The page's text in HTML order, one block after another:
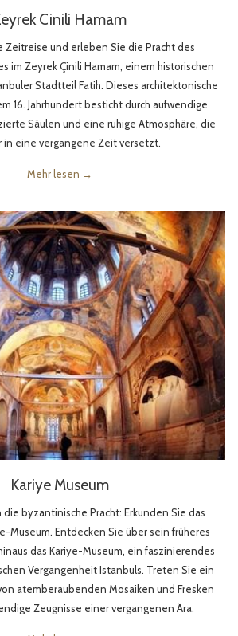
Cinili Hamam
Zeitreise und erleben Sie die Pracht des
im Zeyrek Çinili Hamam, einem historischen
Stadtteil Fatih. Dieses architektonische
16. Jahrhundert besticht durch aufwendige
Säulen und eine ruhige Atmosphäre, die
in eine vergangene Zeit versetzt.
Mehr lesen
Kariye Museum
die byzantinische Pracht: Erkunden Sie das
Museum. Entdecken Sie über sein früheres
das Kariye-Museum, ein faszinierendes
Vergangenheit Istanbuls. Treten Sie ein
atemberaubenden Mosaiken und Fresken
Zeugnisse einer vergangenen Ära.